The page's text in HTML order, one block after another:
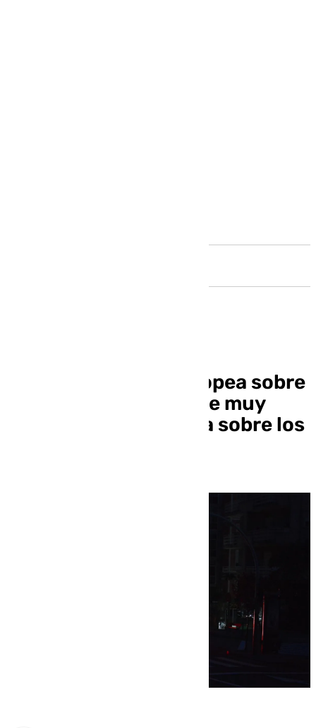
La investigación europea sobre
el apagón dice que fue muy
grave pero no se moja sobre los